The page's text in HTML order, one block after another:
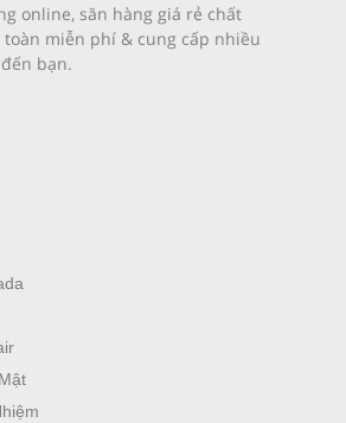
online, săn hàng giá rẻ chất
toàn miễn phí & cung cấp nhiều
bạn.